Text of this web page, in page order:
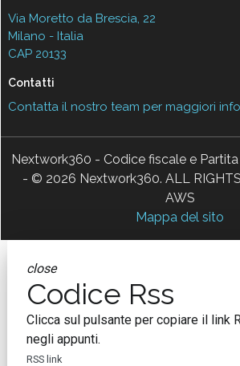
Via Moretto da Brescia, 22
Milano - Italia
CAP 20133
Contatti
Contatta il nostro team per maggiori
Nextwork360 - Codice fiscale e
- © 2026 Nextwork360. ALL RIGHTS
AWS
Mappa del sito
close
Codice Rss
Clicca sul pulsante per copiare il link
negli appunti.
RSS link